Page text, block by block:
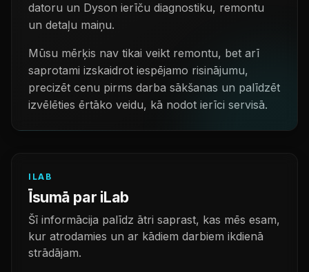
datoru un Dyson ierīču diagnostiku, remontu
un detaļu maiņu.
Mūsu mērķis nav tikai veikt remontu, bet arī
saprotami izskaidrot iespējamo risinājumu,
precizēt cenu pirms darba sākšanas un palīdzēt
izvēlēties ērtāko veidu, kā nodot ierīci servisā.
ILAB
Īsumā par iLab
Šī informācija palīdz ātri saprast, kas mēs esam,
kur atrodamies un ar kādiem darbiem ikdienā
strādājam.